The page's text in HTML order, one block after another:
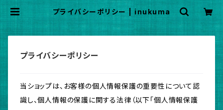
プライバシーポリシー | inukuma
プライバシーポリシー
当ショップは、お客様の個人情報保護の重要性について認
識し、個人情報の保護に関する法律（以下「個人情報保護